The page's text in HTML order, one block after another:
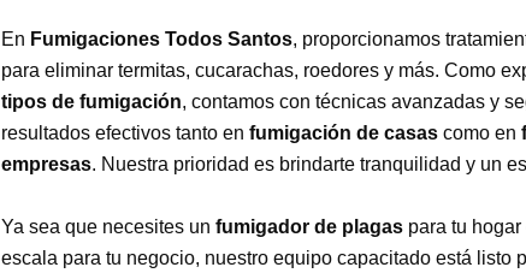
En Fumigaciones Todos Santos, proporcionamos
para eliminar termitas, cucarachas, roedores y más. Como
tipos de fumigación, contamos con técnicas avanzadas y
resultados efectivos tanto enfumigación de casas como en
empresas. Nuestra prioridad es brindarte tranquilidad y un
Ya sea que necesites unfumigador de plagas para tu
escala para tu negocio, nuestro equipo capacitado está listo